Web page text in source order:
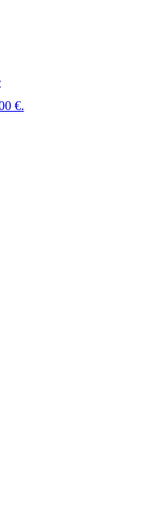
€.